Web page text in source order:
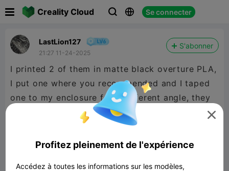
Creality Cloud   Se connecter
LastLion127
21:27 11-24-2025
S'abonner
I printed 2 of them in matte black overture PLA,
I put one where you recommended and I taped
one to my enclosure for a different angle, they

Profitez pleinement de l'expérience
Accédez à toutes les informations sur les modèles,